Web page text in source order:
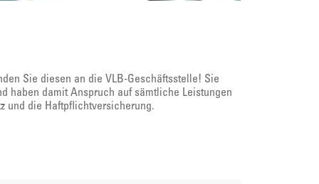
Sie diesen an die VLB-Geschäftsstelle! Sie
haben damit Anspruch auf sämtliche Leistungen
und die Haftpflichtversicherung.